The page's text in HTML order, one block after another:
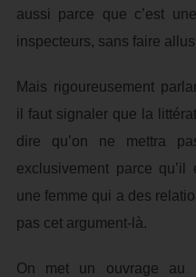
aussi parce que c’est
inspecteurs, sans faire
Mais rigoureusement
il faut signaler que la
dire qu’on ne mettra
exclusivement parce
une femme qui a des
pas cet argument-là.
On met un ouvrage au